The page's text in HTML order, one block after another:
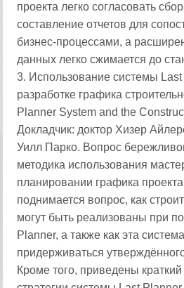
проекта легко согласовать
составление отчетов для
бизнес-процессами, а
данных легко сжимается до
3. Использование системы
разработке графика
Planner System and the
Докладчик: доктор Хизер
Уилл Парко. Вопрос
методика использования
планировании графика
поднимается вопрос, как
могут быть реализованы при
Planner, а также как эта
придерживаться
Кроме того, приведены